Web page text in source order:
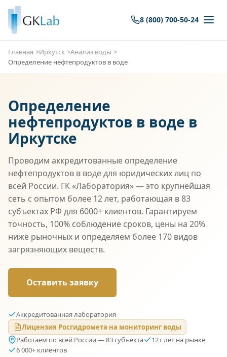
8 (800) 700-50-24
Главная Иркутск
Анализ воды
Определение нефтепродуктов в воде
Определение
нефтепродуктов в воде в
Иркутске
Проводим аккредитованные определение
нефтепродуктов в воде для юридических лиц по
всей России. ГК «Лаборатория» — это крупнейшая
сеть с опытом более 12 лет, работающая в 83
субъектах РФ для 6000+ клиентов. Гарантируем
точность, 100% соблюдение сроков, цены на 20%
ниже рыночных и определяем более 170 видов
загрязняющих веществ.
Оставить заявку
Аккредитованная лаборатория
Лицензия Росгидромета на мониторинг воды
Работаем по всей России — 83 субъекта
12+ лет на рынке
6 000+ клиентов